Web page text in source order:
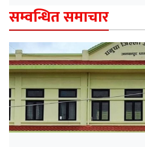
सम्वन्धित समाचार